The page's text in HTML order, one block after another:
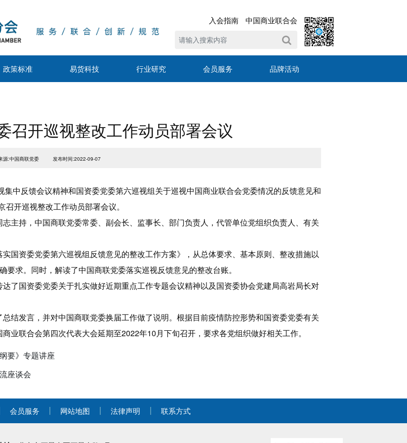
入会指南 中国商业联合会
政策标准 易货科技 行业研究 会员服务 品牌活动
召开巡视整改工作动员部署会议
源:中国商联党委 发布时间:2022-09-07
中反馈会议精神和国资委党委第六巡视组关于巡视中国商业联合会党委情况的反馈意见和
开巡视整改工作动员部署会议。
主持，中国商联党委常委、副会长、监事长、部门负责人，代管单位党组织负责人、有关
国资委党委第六巡视组反馈意见的整改工作方案》，从总体要求、基本原则、整改措施以
求。同时，解读了中国商联党委落实巡视反馈意见的整改台账。
了国资委党委关于扎实做好近期重点工作专题会议精神以及国资委协会党建局高岩局长对
结发言，并对中国商联党委换届工作做了说明。根据目前疫情防控形势和国资委党委有关
业联合会第四次代表大会延期至2022年10月下旬召开，要求各党组织做好相关工作。
要》专题讲座
座谈会
会员服务 网站地图 法律声明 联系方式